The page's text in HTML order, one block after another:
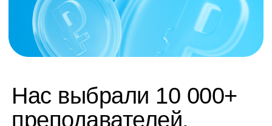
труду — мы делаем всё, чтобы ваш опыт
был приятнее